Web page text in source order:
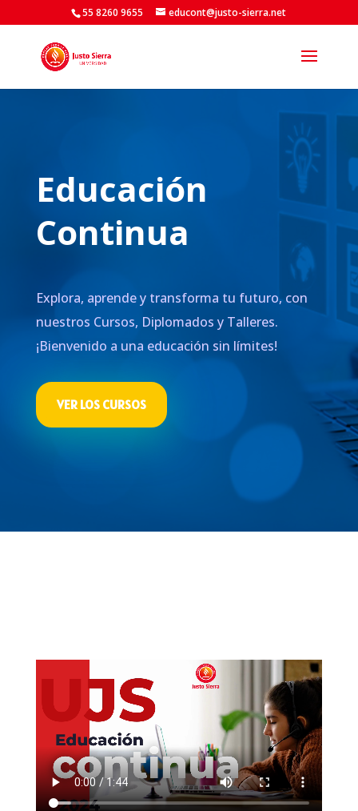
55 8260 9655 educont@justo-sierra.net
Educación
Continua
Explora, aprende y transforma tu futuro, con
nuestros Cursos, Diplomados y Talleres.
¡Bienvenido a una educación sin límites!
VER LOS CURSOS